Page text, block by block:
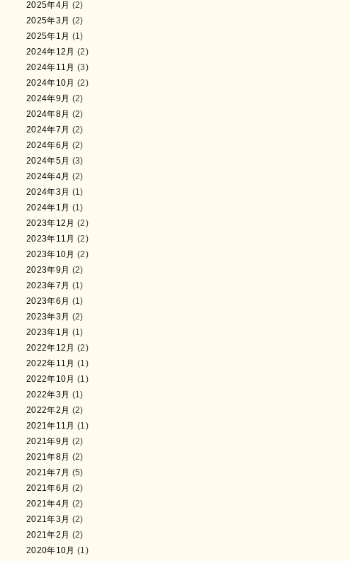
2025年4月 (2)
2025年3月 (2)
2025年1月 (1)
2024年12月 (2)
2024年11月 (3)
2024年10月 (2)
2024年9月 (2)
2024年8月 (2)
2024年7月 (2)
2024年6月 (2)
2024年5月 (3)
2024年4月 (2)
2024年3月 (1)
2024年1月 (1)
2023年12月 (2)
2023年11月 (2)
2023年10月 (2)
2023年9月 (2)
2023年7月 (1)
2023年6月 (1)
2023年3月 (2)
2023年1月 (1)
2022年12月 (2)
2022年11月 (1)
2022年10月 (1)
2022年3月 (1)
2022年2月 (2)
2021年11月 (1)
2021年9月 (2)
2021年8月 (2)
2021年7月 (5)
2021年6月 (2)
2021年4月 (2)
2021年3月 (2)
2021年2月 (2)
2020年10月 (1)